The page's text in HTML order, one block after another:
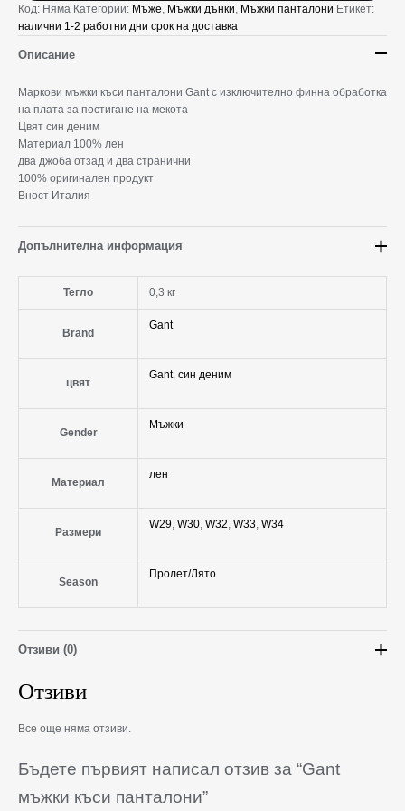
Код: Няма Категории: Мъже Мъжки дънки Мъжки панталони Етикет:
налични 1-2 работни дни срок на доставка
Описание
Маркови мъжки къси панталони Gant с изключително финна обработка
на плата за постигане на мекота
Цвят син деним
Материал 100% лен
два джоба отзад и два странични
100% оригинален продукт
Вност Италия
Допълнителна информация
Тегло 0,3 кг
Brand
Gant
цвят
Gant, син деним
Gender
Мъжки
Материал
лен
Размери
W29, W30, W32, W33, W34
Season
Пролет/Лято
Отзиви (0)
Отзиви
Все още няма отзиви.
Бъдете първият написал отзив за “Gant
мъжки къси панталони”